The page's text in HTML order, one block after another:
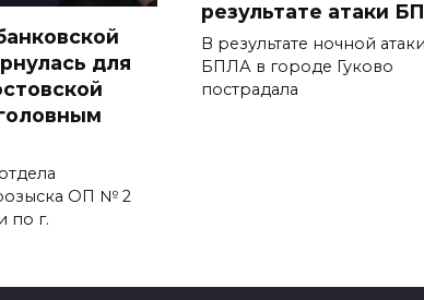
для
ОП № 2
по г.
результате атаки
В результате ночной атаки
БПЛА в городе Гуково
пострадала